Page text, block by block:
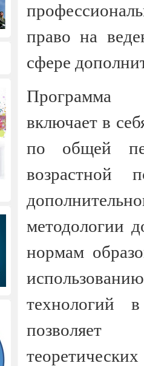
право на
сфере
Программа
включает в
по общей
возрастной
методологии
нормам
технологий
позволяет